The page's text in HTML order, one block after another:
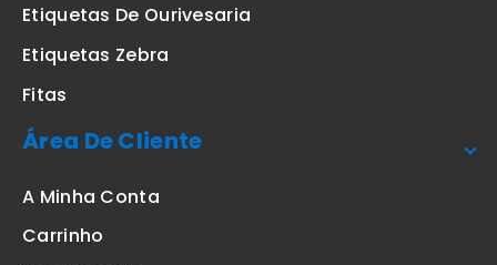
Etiquetas De Ourivesaria
Etiquetas Zebra
Fitas
Área De Cliente
A Minha Conta
Carrinho